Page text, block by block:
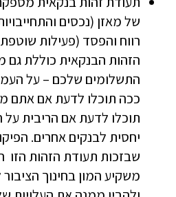
של מאזן (נכסים
רווח והפסד (פעילות
הזהות הבנקאית כוללת גם
התשלומים שלכם – על
ככה תוכלו לדעת אם אתם
תוכלו לדעת אם הריבית
יחסית לבנקים אחרים.
שבזכות תעודת הזהות הזו
משקיע המון בחינוך